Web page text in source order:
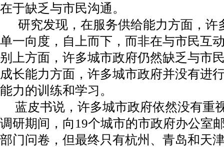
在于缺乏与市民沟通。
研究发现，在服务供给能力方面，许
单一向度，自上而下，而非在与市民互
别上方面，许多城市政府仍然缺乏与市
成长能力方面，许多城市政府并没有进
能力的训练和学习。
蓝皮书说，许多城市政府依然没有重
调研期间，向19个城市的市政府办公室
部门问卷，但最终只有杭州、青岛和天